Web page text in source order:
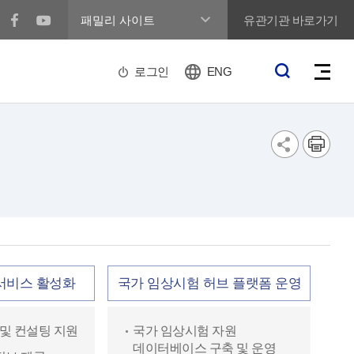
유관기관 바로가기
로그인 ENG
비스 활성화
컨설팅 지원
국가 임상시험 허브 플랫폼 운영
국가 임상시험 자원
데이터베이스 구축 및 운영